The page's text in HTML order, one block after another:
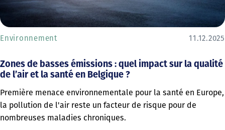
Zones de basses émissions : quel impact sur la qualité
de l’air et la santé en Belgique ?
Environnement 11.12.2025
Première menace environnementale pour la santé en Europe,
la pollution de l'air reste un facteur de risque pour de
nombreuses maladies chroniques.